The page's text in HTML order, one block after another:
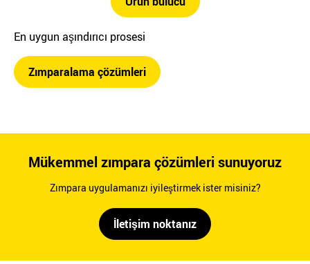
En uygun aşındırıcı prosesi
Zımparalama çözümleri
Mükemmel zımpara çözümleri sunuyoruz
Zımpara uygulamanızı iyileştirmek ister misiniz?
İletişim noktanız